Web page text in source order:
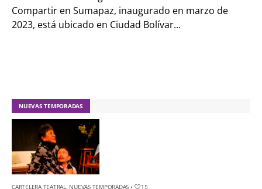
Compartir en Sumapaz, inaugurado en marzo de
2023, está ubicado en Ciudad Bolívar...
NUEVAS TEMPORADAS
CARTELERA TEATRAL NUEVAS TEMPORADAS • 15